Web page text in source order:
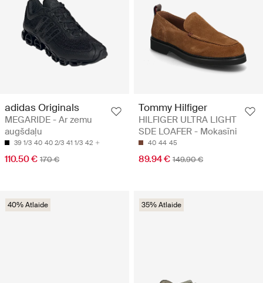
adidas Originals
MEGARIDE - Ar zemu
augšdaļu
39 1/3 40 40 2/3 41 1/3 42
110.50 € 170 €
Tommy Hilfiger
HILFIGER ULTRA LIGHT
SDE LOAFER - Mokasīni
40 44 45
89.94 € 149.90 €
40% Atlaide 35% Atlaide